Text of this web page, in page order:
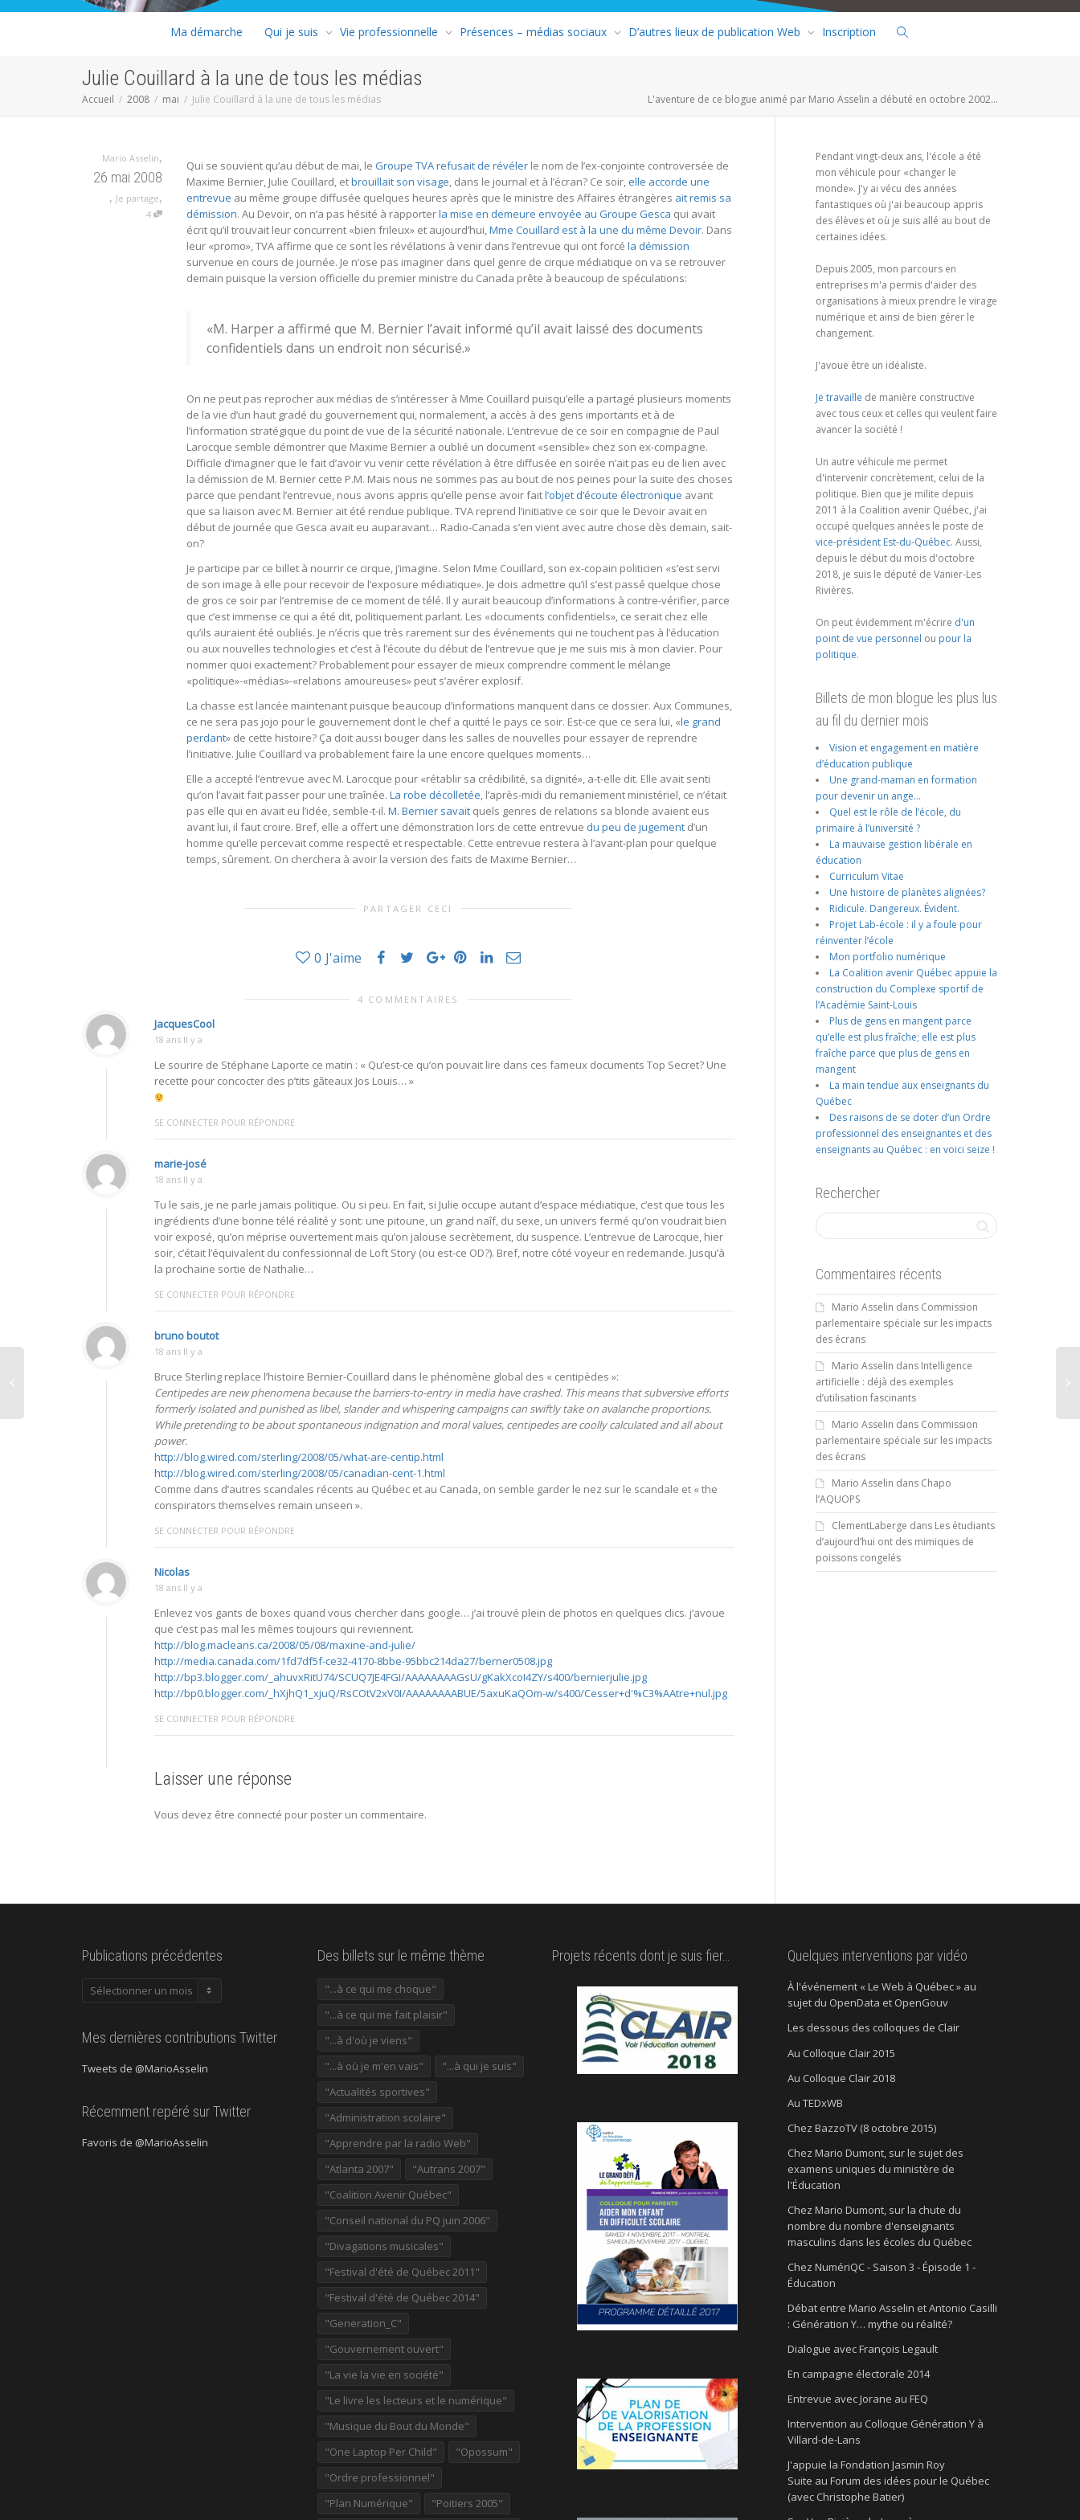
Ma démarche Qui je suis Vie professionnelle Présences – médias sociaux D’autres lieux de publication Web Inscription
Julie Couillard à la une de tous les médias
Accueil 2008 mai Julie Couillard à la une de tous les médias L'aventure de ce blogue animé par Mario Asselin a débuté en octobre 2002...
Mario Asselin,
26 mai 2008
, Je partage,
4
Qui se souvient qu’au début de mai, le Groupe TVA refusait de révéler le nom de l’ex-conjointe controversée de
Maxime Bernier, Julie Couillard, etbrouillait son visage, dans le journal et à l’écran? Ce soir, elle accorde une
entrevue au même groupe diffusée quelques heures après que le ministre des Affaires étrangères ait remis sa
démission. Au Devoir, on n’a pas hésité à rapporterla mise en demeure envoyée au Groupe Gesca qui avait
écrit qu’il trouvait leur concurrent «bien frileux» et aujourd’hui,Mme Couillard est à la une du même Devoir. Dans
leur «promo», TVA affirme que ce sont les révélations à venir dans l’entrevue qui ont forcé la démission
survenue en cours de journée. Je n’ose pas imaginer dans quel genre de cirque médiatique on va se retrouver
demain puisque la version officielle du premier ministre du Canada prête à beaucoup de spéculations:
«M. Harper a affirmé que M. Bernier l’avait informé qu’il avait laissé des documents
confidentiels dans un endroit non sécurisé.»
On ne peut pas reprocher aux médias de s’intéresser à Mme Couillard puisqu’elle a partagé plusieurs moments
de la vie d’un haut gradé du gouvernement qui, normalement, a accès à des gens importants et à de
l’information stratégique du point de vue de la sécurité nationale. L’entrevue de ce soir en compagnie de Paul
Larocque semble démontrer que Maxime Bernier a oublié un document «sensible» chez son ex-compagne.
Difficile d’imaginer que le fait d’avoir vu venir cette révélation à être diffusée en soirée n’ait pas eu de lien avec
la démission de M. Bernier cette P.M. Mais nous ne sommes pas au bout de nos peines pour la suite des choses
parce que pendant l’entrevue, nous avons appris qu’elle pense avoir faitl’objet d’écoute électronique avant
que sa liaison avec M. Bernier ait été rendue publique. TVA reprend l’initiative ce soir que le Devoir avait en
début de journée que Gesca avait eu auparavant… Radio-Canada s’en vient avec autre chose dès demain, sait-
on?
Je participe par ce billet à nourrir ce cirque, j’imagine. Selon Mme Couillard, son ex-copain politicien «s’est servi
de son image à elle pour recevoir de l’exposure médiatique». Je dois admettre qu’il s’est passé quelque chose
de gros ce soir par l’entremise de ce moment de télé. Il y aurait beaucoup d’informations à contre-vérifier, parce
que c’est immense ce qui a été dit, politiquement parlant. Les «documents confidentiels», ce serait chez elle
qu’ils auraient été oubliés. Je n’écris que très rarement sur des événements qui ne touchent pas à l’éducation
ou aux nouvelles technologies et c’est à l’écoute du début de l’entrevue que je me suis mis à mon clavier. Pour
nommer quoi exactement? Probablement pour essayer de mieux comprendre comment le mélange
«politique»-«médias»-«relations amoureuses» peut s’avérer explosif.
La chasse est lancée maintenant puisque beaucoup d’informations manquent dans ce dossier. Aux Communes,
ce ne sera pas jojo pour le gouvernement dont le chef a quitté le pays ce soir. Est-ce que ce sera lui, «le grand
perdant» de cette histoire? Ça doit aussi bouger dans les salles de nouvelles pour essayer de reprendre
l’initiative. Julie Couillard va probablement faire la une encore quelques moments…
Elle a accepté l’entrevue avec M. Larocque pour «rétablir sa crédibilité, sa dignité», a-t-elle dit. Elle avait senti
qu’on l’avait fait passer pour une traînée. La robe décolletée, l’après-midi du remaniement ministériel, ce n’était
pas elle qui en avait eu l’idée, semble-t-il. M. Bernier savait quels genres de relations sa blonde avaient eus
avant lui, il faut croire. Bref, elle a offert une démonstration lors de cette entrevue du peu de jugement d’un
homme qu’elle percevait comme respecté et respectable. Cette entrevue restera à l’avant-plan pour quelque
temps, sûrement. On cherchera à avoir la version des faits de Maxime Bernier…
PARTAGER CECI
0 J'aime
4 COMMENTAIRES
JacquesCool
18 ans Il y a
Le sourire de Stéphane Laporte ce matin : « Qu’est-ce qu’on pouvait lire dans ces fameux documents Top Secret? Une
recette pour concocter des p’tits gâteaux Jos Louis… »
SE CONNECTER POUR RÉPONDRE
marie-josé
18 ans Il y a
Tu le sais, je ne parle jamais politique. Ou si peu. En fait, si Julie occupe autant d’espace médiatique, c’est que tous les
ingrédients d’une bonne télé réalité y sont: une pitoune, un grand naîf, du sexe, un univers fermé qu’on voudrait bien
voir exposé, qu’on méprise ouvertement mais qu’on jalouse secrètement, du suspence. L’entrevue de Larocque, hier
soir, c’était l’équivalent du confessionnal de Loft Story (ou est-ce OD?). Bref, notre côté voyeur en redemande. Jusqu’à
la prochaine sortie de Nathalie…
SE CONNECTER POUR RÉPONDRE
bruno boutot
18 ans Il y a
Bruce Sterling replace l’histoire Bernier-Couillard dans le phénomène global des « centipèdes »:
Centipedes are new phenomena because the barriers-to-entry in media have crashed. This means that subversive efforts
formerly isolated and punished as libel, slander and whispering campaigns can swiftly take on avalanche proportions.
While pretending to be about spontaneous indignation and moral values, centipedes are coolly calculated and all about
power.
http://blog.wired.com/sterling/2008/05/what-are-centip.html
http://blog.wired.com/sterling/2008/05/canadian-cent-1.html
Comme dans d’autres scandales récents au Québec et au Canada, on semble garder le nez sur le scandale et « the
conspirators themselves remain unseen ».
SE CONNECTER POUR RÉPONDRE
Nicolas
18 ans Il y a
Enlevez vos gants de boxes quand vous chercher dans google… j’ai trouvé plein de photos en quelques clics. j’avoue
que c’est pas mal les mêmes toujours qui reviennent.
http://blog.macleans.ca/2008/05/08/maxine-and-julie/
http://media.canada.com/1fd7df5f-ce32-4170-8bbe-95bbc214da27/berner0508.jpg
http://bp3.blogger.com/_ahuvxRitU74/SCUQ7JE4FGI/AAAAAAAAGsU/gKakXcoI4ZY/s400/bernierjulie.jpg
http://bp0.blogger.com/_hXjhQ1_xjuQ/RsCOtV2xV0I/AAAAAAAABUE/5axuKaQOm-w/s400/Cesser+d'%C3%AAtre+nul.jpg
SE CONNECTER POUR RÉPONDRE
Laisser une réponse
Vous devez être connecté pour poster un commentaire.
Pendant vingt-deux ans, l'école a été
mon véhicule pour «changer le
monde». J'y ai vécu des années
fantastiques où j'ai beaucoup appris
des élèves et où je suis allé au bout de
certaines idées.
Depuis 2005, mon parcours en
entreprises m'a permis d'aider des
organisations à mieux prendre le virage
numérique et ainsi de bien gérer le
changement.
J'avoue être un idéaliste.
Je travaille de manière constructive
avec tous ceux et celles qui veulent faire
avancer la société !
Un autre véhicule me permet
d'intervenir concrètement, celui de la
politique. Bien que je milite depuis
2011 à la Coalition avenir Québec, j'ai
occupé quelques années le poste de
vice-président Est-du-Québec. Aussi,
depuis le début du mois d'octobre
2018, je suis le député de Vanier-Les
Rivières.
On peut évidemment m'écrire d'un
point de vue personnel ou pour la
politique.
Billets de mon blogue les plus lus
au fil du dernier mois
Vision et engagement en matière
d’éducation publique
Une grand-maman en formation
pour devenir un ange…
Quel est le rôle de l’école, du
primaire à l’université ?
La mauvaise gestion libérale en
éducation
Curriculum Vitae
Une histoire de planètes alignées?
Ridicule. Dangereux. Évident.
Projet Lab-école : il y a foule pour
réinventer l’école
Mon portfolio numérique
La Coalition avenir Québec appuie la
construction du Complexe sportif de
l’Académie Saint-Louis
Plus de gens en mangent parce
qu’elle est plus fraîche; elle est plus
fraîche parce que plus de gens en
mangent
La main tendue aux enseignants du
Québec
Des raisons de se doter d’un Ordre
professionnel des enseignantes et des
enseignants au Québec : en voici seize !
Rechercher
Commentaires récents
Mario Asselin dans Commission
parlementaire spéciale sur les impacts
des écrans
Mario Asselin dans Intelligence
artificielle : déjà des exemples
d’utilisation fascinants
Mario Asselin dans Commission
parlementaire spéciale sur les impacts
des écrans
Mario Asselin dans Chapo
l’AQUOPS
ClementLaberge dans Les étudiants
d’aujourd’hui ont des mimiques de
poissons congelés
Publications précédentes
Publications
Mes dernières contributions Twitter
Tweets de @MarioAsselin
Récemment repéré sur Twitter
Favoris de @MarioAsselin
Des billets sur le même thème
"...à ce qui me choque"
"...à ce qui me fait plaisir"
"...à d'où je viens"
"...à où je m'en vais"
"...à qui je suis"
"Actualités sportives"
"Administration scolaire"
"Apprendre par la radio Web"
"Atlanta 2007"
"Autrans 2007"
"Coalition Avenir Québec"
"Conseil national du PQ juin 2006"
"Divagations musicales"
"Festival d'été de Québec 2011"
"Festival d'été de Québec 2014"
"Generation_C"
"Gouvernement ouvert"
"La vie la vie en société"
"Le livre les lecteurs et le numérique"
"Musique du Bout du Monde"
"One Laptop Per Child"
"Opossum"
"Ordre professionnel"
"Plan Numérique"
"Poitiers 2005"
Projets récents dont je suis fier… Quelques interventions par vidéo
À l'événement « Le Web à Québec » au
sujet du OpenData et OpenGouv
Les dessous des colloques de Clair
Au Colloque Clair 2015
Au Colloque Clair 2018
Au TEDxWB
Chez BazzoTV (8 octobre 2015)
Chez Mario Dumont, sur le sujet des
examens uniques du ministère de
l'Éducation
Chez Mario Dumont, sur la chute du
nombre du nombre d'enseignants
masculins dans les écoles du Québec
Chez NumériQC - Saison 3 - Épisode 1 -
Éducation
Débat entre Mario Asselin et Antonio Casilli
: Génération Y… mythe ou réalité?
Dialogue avec François Legault
En campagne électorale 2014
Entrevue avec Jorane au FEQ
Intervention au Colloque Génération Y à
Villard-de-Lans
J'appuie la Fondation Jasmin Roy
Suite au Forum des idées pour le Québec
(avec Christophe Batier)